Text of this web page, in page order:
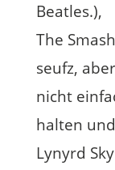
Beatles.),
The
seufz,
nicht
halten
Lynyrd